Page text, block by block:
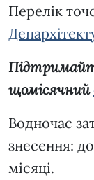
Перелік
щомісячний
Водночас
знесення:
місяці.